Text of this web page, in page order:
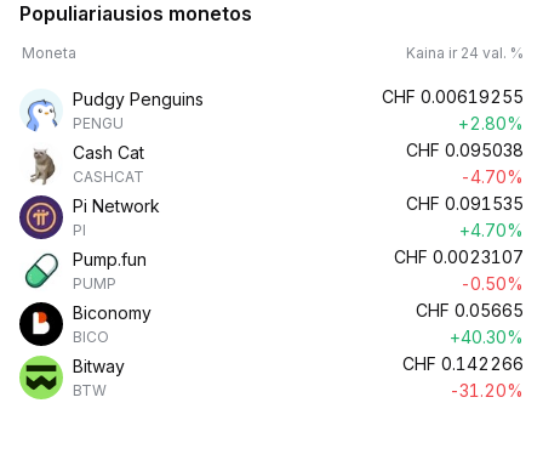
Populiariausios monetos
Moneta Kaina ir 24 val. %
Pudgy Penguins
PENGU
CHF 0.00619255
+2.80%
Cash Cat
CASHCAT
CHF 0.095038
-4.70%
Pi Network
PI
CHF 0.091535
+4.70%
Pump.fun
PUMP
CHF 0.0023107
-0.50%
Biconomy
BICO
CHF 0.05665
+40.30%
Bitway
BTW
CHF 0.142266
-31.20%